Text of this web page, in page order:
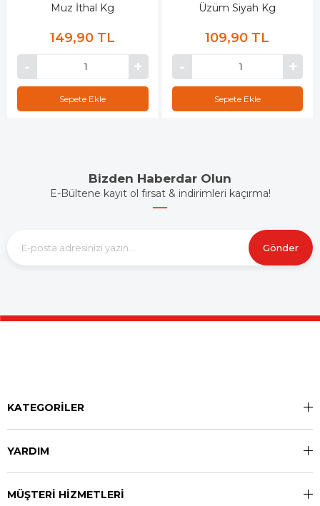
Muz İthal Kg
149,90 TL
Sepete Ekle
Üzüm Siyah Kg
109,90 TL
Sepete Ekle
Bizden Haberdar Olun
E-Bültene kayıt ol fırsat & indirimleri kaçırma!
Gönder
KATEGORİLER
YARDIM
MÜŞTERİ HİZMETLERİ